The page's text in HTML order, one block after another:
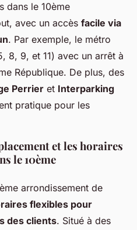
dans le 10ème
avec un accès facile via
. Par exemple, le métro
8, 9, et 11) avec un arrêt à
République. De plus, des
Perrier et Interparking
pratique pour les
et les horaires
le 10ème
arrondissement de
flexibles pour
des clients. Situé à des